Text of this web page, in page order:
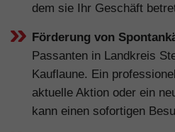
dem sie Ihr Geschäft
Förderung von
Passanten in Landkreis
Kauflaune. Ein
aktuelle Aktion oder ein
kann einen sofortigen